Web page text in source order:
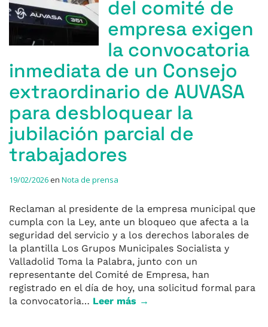
del comité de
empresa exigen
la convocatoria
inmediata de un Consejo
extraordinario de AUVASA
para desbloquear la
jubilación parcial de
trabajadores
19/02/2026en Nota de prensa
Reclaman al presidente de la empresa municipal que
cumpla con la Ley, ante un bloqueo que afecta a la
seguridad del servicio y a los derechos laborales de
la plantilla Los Grupos Municipales Socialista y
Valladolid Toma la Palabra, junto con un
representante del Comité de Empresa, han
registrado en el día de hoy, una solicitud formal para
la convocatoria… Leer más →